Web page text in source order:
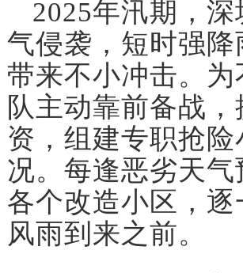
2025年汛期，
气侵袭，短时强
带来不小冲击。
队主动靠前备战
资，组建专职抢
况。每逢恶劣天
各个改造小区，
风雨到来之前。